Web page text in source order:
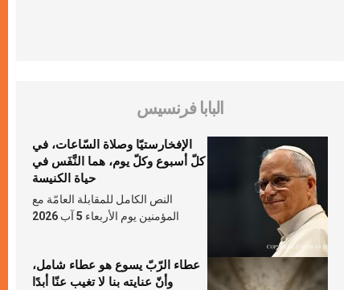
البابا فرنسيس
الإفخارستيّا وصلاة السّاعات، في
كلّ أسبوع وكلّ يوم، هما النَّفَس في
حياة الكنيسة
النص الكامل للمقابلة العامّة مع
المؤمنين يوم الأربعاء 5 آب 2026
عطاء الرّبّ يسوع هو عطاء شامل،
وأنّ عنايته بنا لا تغيب عنّا أبدًا